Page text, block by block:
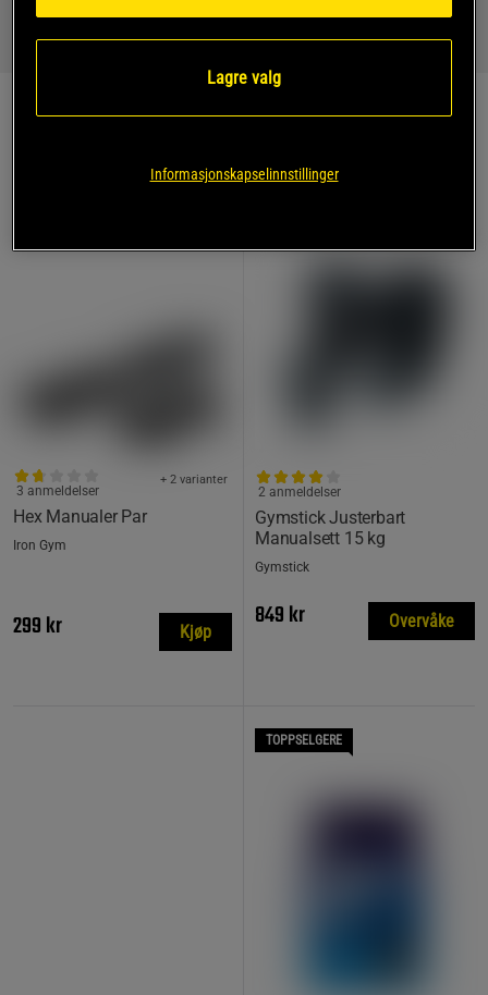
egnet til formålet. Med klassiske joggesko med buet og
støtdempet såle blir underlaget utstabilt, og her er en
Utstyr: Bicepscurl med manualer
Hex Manualer Par
+ 2 varianter
3 anmeldelser
Iron Gym
299 kr Kjøp
Gymstick Justerbart
Manualsett 15 kg
2 anmeldelser
Gymstick
849 kr Overvåke
TOPPSELGERE
Lagre valg
Informasjonskapselinnstillinger